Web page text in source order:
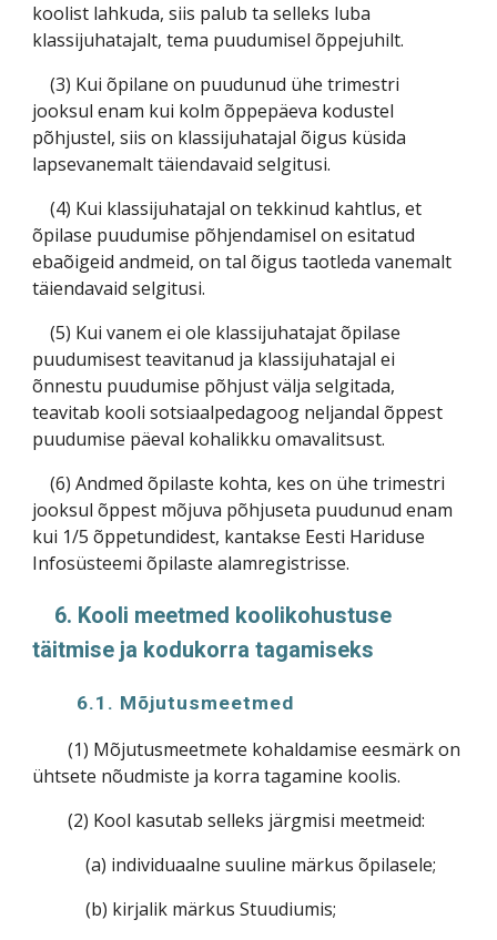
koolist lahkuda, siis palub ta selleks luba
klassijuhatajalt, tema puudumisel õppejuhilt.
(3) Kui õpilane on puudunud ühe trimestri
jooksul enam kui kolm õppepäeva kodustel
põhjustel, siis on klassijuhatajal õigus küsida
lapsevanemalt täiendavaid selgitusi.
(4) Kui klassijuhatajal on tekkinud kahtlus, et
õpilase puudumise põhjendamisel on esitatud
ebaõigeid andmeid, on tal õigus taotleda vanemalt
täiendavaid selgitusi.
(5) Kui vanem ei ole klassijuhatajat õpilase
puudumisest teavitanud ja klassijuhatajal ei
õnnestu puudumise põhjust välja selgitada,
teavitab kooli sotsiaalpedagoog neljandal õppest
puudumise päeval kohalikku omavalitsust.
(6) Andmed õpilaste kohta, kes on ühe trimestri
jooksul õppest mõjuva põhjuseta puudunud enam
kui 1/5 õppetundidest, kantakse Eesti Hariduse
Infosüsteemi õpilaste alamregistrisse.
6. Kooli meetmed koolikohustuse
täitmise ja kodukorra tagamiseks
6.1. Mõjutusmeetmed
(1) Mõjutusmeetmete kohaldamise eesmärk on
ühtsete nõudmiste ja korra tagamine koolis.
(2) Kool kasutab selleks järgmisi meetmeid:
(a) individuaalne suuline märkus õpilasele;
(b) kirjalik märkus Stuudiumis;